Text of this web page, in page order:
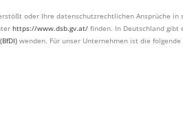
oder Ihre datenschutzrechtlichen Ansprüche
https://www.dsb.gv.at/ finden. In Deutschland gibt
wenden. Für unser Unternehmen ist die